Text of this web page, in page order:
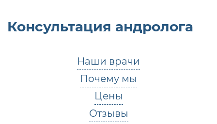
Консультация андролога
Наши врачи
Почему мы
Цены
Отзывы